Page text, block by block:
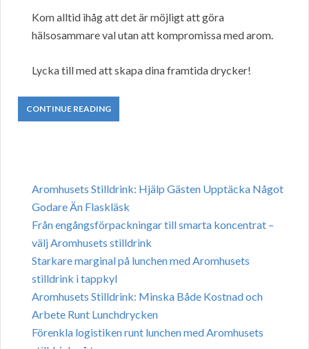
Kom alltid ihåg att det är möjligt att göra
hälsosammare val utan att kompromissa med arom.
Lycka till med att skapa dina framtida drycker!
CONTINUE READING
Aromhusets Stilldrink: Hjälp Gästen Upptäcka Något
Godare Än Flaskläsk
Från engångsförpackningar till smarta koncentrat –
välj Aromhusets stilldrink
Starkare marginal på lunchen med Aromhusets
stilldrink i tappkyl
Aromhusets Stilldrink: Minska Både Kostnad och
Arbete Runt Lunchdrycken
Förenkla logistiken runt lunchen med Aromhusets